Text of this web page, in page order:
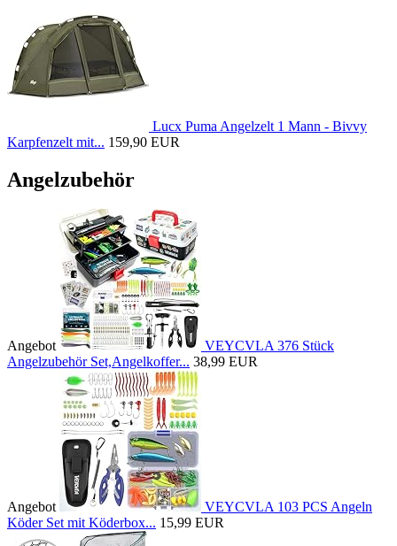
Lucx Puma Angelzelt 1 Mann - Bivvy
Karpfenzelt mit... 159,90 EUR
Angelzubehör
Angebot
VEYCVLA 376 Stück
Angelzubehör Set,Angelkoffer... 38,99 EUR
Angebot
VEYCVLA 103 PCS Angeln
Köder Set mit Köderbox... 15,99 EUR